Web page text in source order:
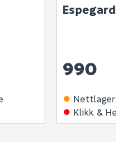
Ingen spørsmål
990
Nettlager:
Klikk &